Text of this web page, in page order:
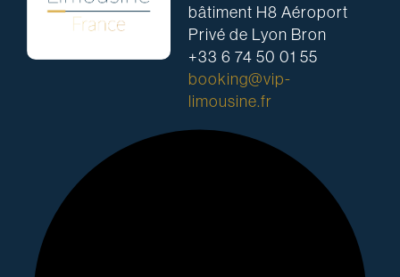
bâtiment H8 Aéroport
Privé de Lyon Bron
+33 6 74 50 01 55
booking@vip-
limousine.fr